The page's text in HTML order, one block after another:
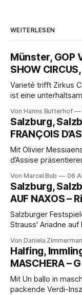
WEITERLESEN
Münster, GOP
SHOW
Varieté trifft Zirkus Circus im GOP Varieté-Theater Münster
ist eine
Münster der
wohl auch eine
Varieté kommt.
Von Hanns Butterhof
Salzburg,
FRANÇOIS
Mit Olivier
d’Assise
eine bildgewaltige
die komplexe
Franziskus.
Von Marcel Bub 06
Salzburg,
AUF NAXOS –
Salzburger
Strauss' Ariadne
Aufführung mit
Philharmonikern,
hinter den
Von Daniela
Halfing,
MASCHERA –
Mit Un ballo in
packende Verdi-